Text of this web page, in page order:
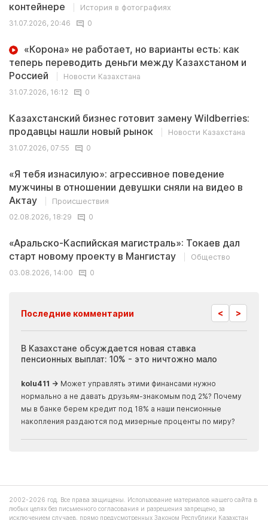
контейнере
История в фотографиях
31.07.2026, 20:46
0
«Корона» не работает, но варианты есть: как
теперь переводить деньги между Казахстаном и
Россией
Новости Казахстана
31.07.2026, 16:12
0
Казахстанский бизнес готовит замену Wildberries:
продавцы нашли новый рынок
Новости Казахстана
31.07.2026, 07:55
0
«Я тебя изнасилую»: агрессивное поведение
мужчины в отношении девушки сняли на видео в
Актау
Происшествия
02.08.2026, 18:29
0
«Аральско-Каспийская магистраль»: Токаев дал
старт новому проекту в Мангистау
Общество
03.08.2026, 14:00
0
Последние комментарии < >
В Казахстане обсуждается новая ставка
пенсионных выплат: 10% - это ничтожно мало
kolu411 → Может управлять этими финансами нужно
нормально а не давать друзьям-знакомым под 2%? Почему
мы в банке берем кредит под 18% а наши пенсионные
накопления раздаются под мизерные проценты по миру?
2002-2026 год. Все права защищены. Использование материалов нашего сайта в
любых целях без письменного согласования и разрешения запрещено, за
исключением случаев, прямо предусмотренных Законом Республики Казахстан